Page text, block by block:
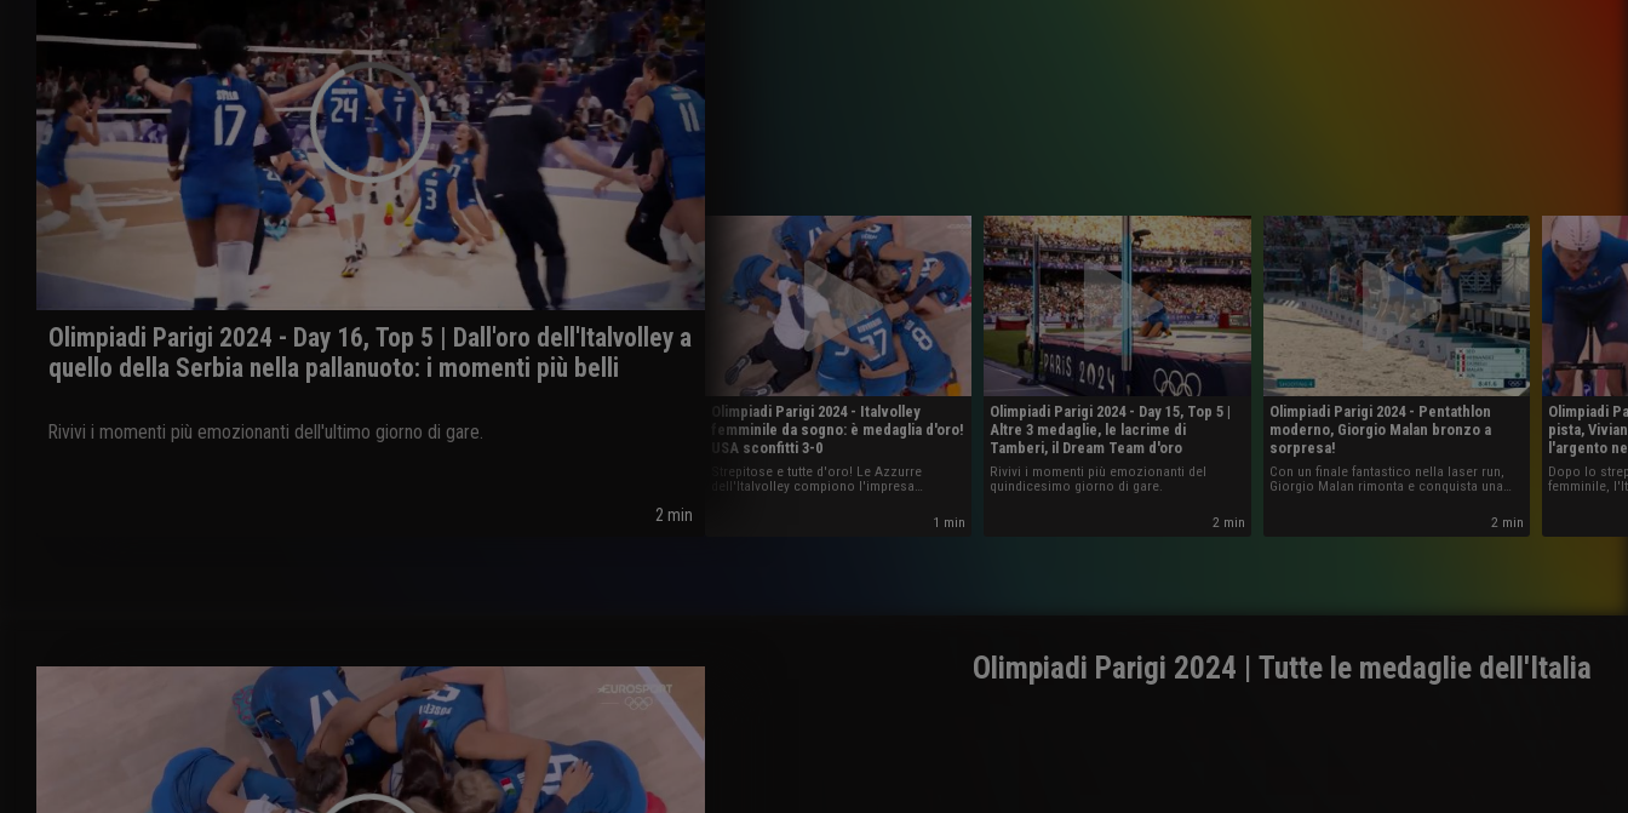
Olimpiadi Parigi 2024 - Day 16, Top 5 | Dall'oro dell'Italvolley a
quello della Serbia nella pallanuoto: i momenti più belli
Rivivi i momenti più emozionanti dell'ultimo giorno di gare.
2 min
Olimpiadi Parigi 2024 - Italvolley
femminile da sogno: è medaglia d'oro!
USA sconfitti 3-0
Strepitose e tutte d'oro! Le Azzurre
dell'Italvolley compiono l'impresa
Uniti al termine di una finale senza storia1 min
Olimpiadi Parigi 2024 - Day 15, Top 5 |
Altre 3 medaglie, le lacrime di
Tamberi, il Dream Team d'oro
Rivivi i momenti più emozionanti del
quindicesimo giorno di gare.
2 min
Olimpiadi Parigi 2024 - Pentathlon
moderno, Giorgio Malan bronzo a
sorpresa!
Con un finale fantastico nella laser run,
Giorgio Malan rimonta e conquista una
Barcellona 1992 in questa disciplina: è
bronzo alle spalle dell'egiziano Elgendy e
2 min
Olimpiadi
pista,
l'argento
Dopo lo
femminile,
Olimpiadi Parigi 2024 | Tutte le medaglie dell'Italia